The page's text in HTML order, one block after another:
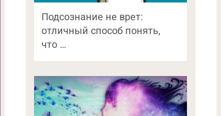
Подсознание не врет:
отличный способ понять,
что …